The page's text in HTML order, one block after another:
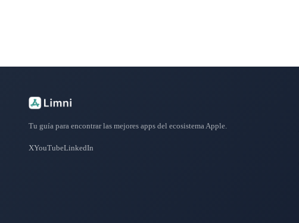
Tu guía para encontrar las mejores apps del ecosistema Apple.
XYouTubeLinkedIn